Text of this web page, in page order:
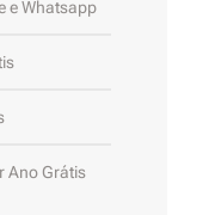
e Whatsapp
Ano Grátis